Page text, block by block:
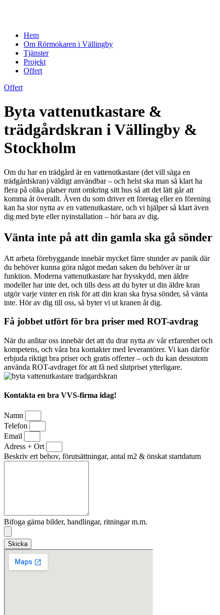
Hem
Om Rörmokaren i Vällingby
Tjänster
Projekt
Offert
Offert
Byta vattenutkastare &
trädgårdskran i Vällingby &
Stockholm
Om du har en trädgård är en vattenutkastare (det vill säga en
trädgårdskran) väldigt användbar – och helst ska man så klart ha
flera på olika platser runt omkring sitt hus så att det lätt går att
komma åt överallt. Även du som driver ett företag eller en förening
kan ha stor nytta av en vattenutkastare, och vi hjälper så klart även
dig med byte eller nyinstallation – hör bara av dig.
Vänta inte på att din gamla ska gå sönder
Att arbeta förebyggande innebär mycket färre stunder av panik där
du behöver kunna göra något medan saken du behöver är ur
funktion. Moderna vattenutkastare har frysskydd, men äldre
modeller har inte det, och tills dess att du byter ut din äldre kran
utgör varje vinter en risk för att din kran ska frysa sönder, så vänta
inte. Hör av dig till oss, så byter vi ut kranen åt dig.
Få jobbet utfört för bra priser med ROT-avdrag
När du anlitar oss innebär det att du drar nytta av vår erfarenhet och
kompetens, och våra bra kontakter med leverantörer. Vi kan därför
erbjuda riktigt bra priser och gratis offerter – och du kan dessutom
använda ROT-avdraget för att få ned slutpriset ytterligare.
Kontakta en bra VVS-firma idag!
Namn
Telefon
Email
Adress + Ort
Beskriv ert behov, förutsättningar, antal m2 & önskat startdatum
Bifoga gärna bilder, handlingar, ritningar m.m.
Skicka